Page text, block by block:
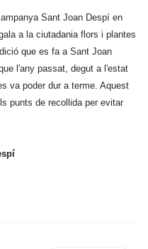
Sant Joan Despí en
a la ciutadania flors i plantes
que es fa a Sant Joan
l'any passat, degut a l'estat
va poder dur a terme. Aquest
punts de recollida per evitar